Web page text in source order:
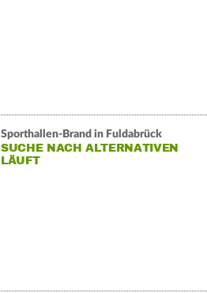
Sporthallen-Brand in Fuldabrück
SUCHE NACH ALTERNATIVEN
LÄUFT